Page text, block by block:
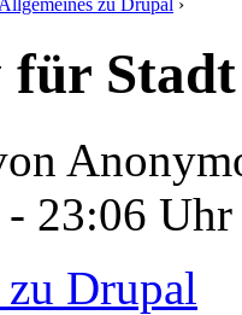
Allgemeines zu Drupal ›
für Stadt
- 23:06 Uhr
Drupal